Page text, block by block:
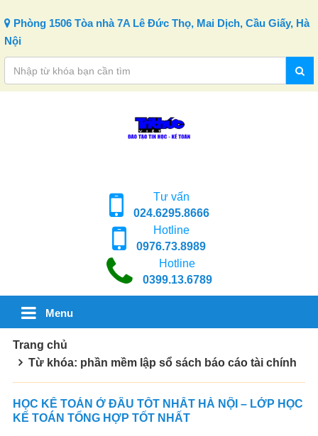
Phòng 1506 Tòa nhà 7A Lê Đức Thọ, Mai Dịch, Cầu Giấy, Hà
Nội
Tư vấn
024.6295.8666
Hotline
0976.73.8989
Hotline
0399.13.6789
Menu
Trang chủ
Từ khóa: phần mềm lập sổ sách báo cáo tài chính
HỌC KẾ TOÁN Ở ĐÂU TỐT NHẤT HÀ NỘI – LỚP HỌC
KẾ TOÁN TỔNG HỢP TỐT NHẤT